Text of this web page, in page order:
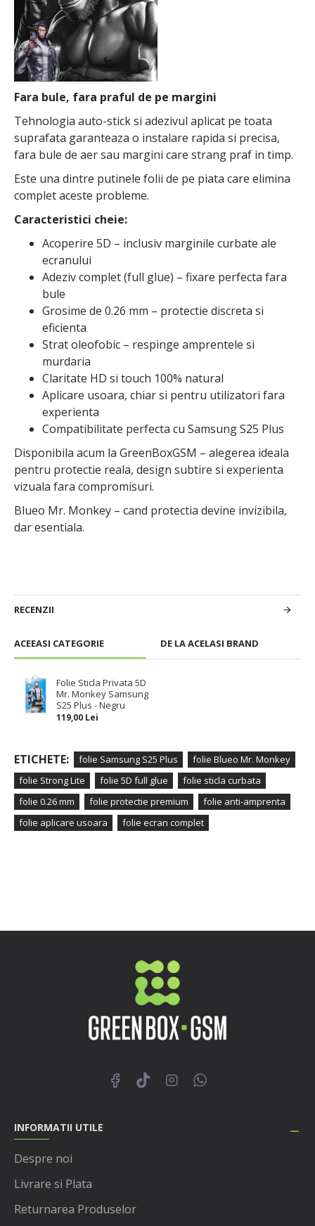
ACEEASI CATEGORIE DE LA ACELASI BRAND
Folie Sticla Privata 5D
Mr. Monkey Samsung
S25 Plus - Negru
119,00 Lei
Fara bule, fara praful de pe margini
Tehnologia auto-stick si adezivul aplicat pe toata
suprafata garanteaza o instalare rapida si precisa,
fara bule de aer sau margini care strang praf in timp.
Este una dintre putinele folii de pe piata care elimina
complet aceste probleme.
Caracteristici cheie:
Acoperire 5D – inclusiv marginile curbate ale
ecranului
Adeziv complet (full glue) – fixare perfecta fara
bule
Grosime de 0.26 mm – protectie discreta si
eficienta
Strat oleofobic – respinge amprentele si
murdaria
Claritate HD si touch 100% natural
Aplicare usoara, chiar si pentru utilizatori fara
experienta
Compatibilitate perfecta cu Samsung S25 Plus
Disponibila acum la GreenBoxGSM – alegerea ideala
pentru protectie reala, design subtire si experienta
vizuala fara compromisuri.
Blueo Mr. Monkey – cand protectia devine invizibila,
dar esentiala.
RECENZII
ETICHETE: folie Samsung S25 Plus
folie Blueo Mr. Monkey
folie Strong Lite
folie 5D full glue
folie sticla curbata
folie 0.26 mm
folie protectie premium
folie anti-amprenta
folie aplicare usoara
folie ecran complet
INFORMATII UTILE
Despre noi
Livrare si Plata
Returnarea Produselor